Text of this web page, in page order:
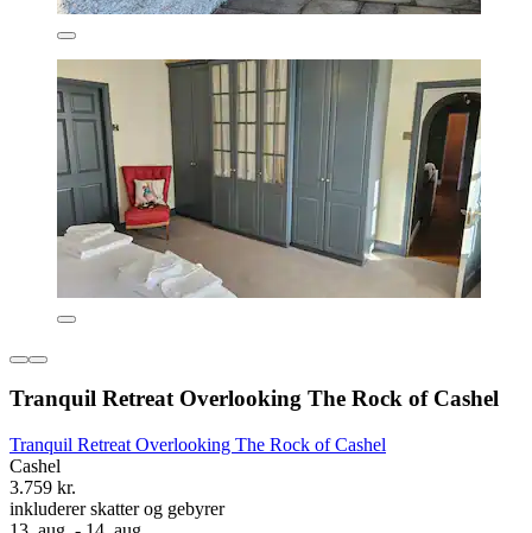
Tranquil Retreat Overlooking The Rock of Cashel
Tranquil Retreat Overlooking The Rock of Cashel
Cashel
3.759 kr.
inkluderer skatter og gebyrer